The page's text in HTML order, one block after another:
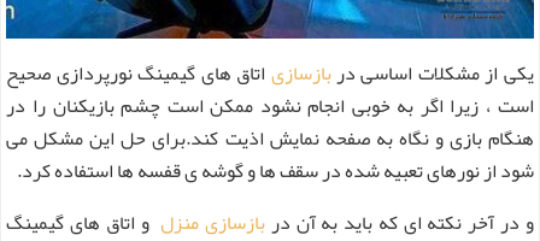
یکی از مشکلات اساسی دربازسازیاتاق های گیمینگ نورپردازی صحیح
است ، زیرا اگر به خوبی انجام نشود ممکن است چشم بازیکنان را در
هنگام بازی و نگاه به صفحه نمایش اذیت کند.برای حل این مشکل می
شود از نورهای تعبیه شده در سقف ها و گوشه ی قفسه ها استفاده کرد.
و در آخر نکته ای که باید به آن دربازسازی منزل و اتاق های گیمینگ